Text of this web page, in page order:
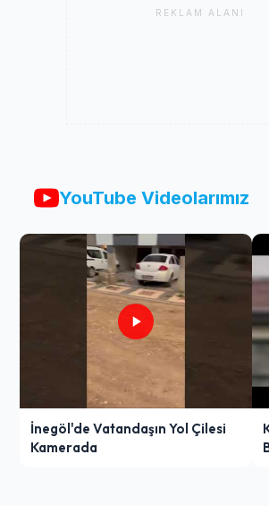
REKLAM ALANI
YouTube Videolarımız
İnegöl'de Vatandaşın Yol Çilesi
Kamerada